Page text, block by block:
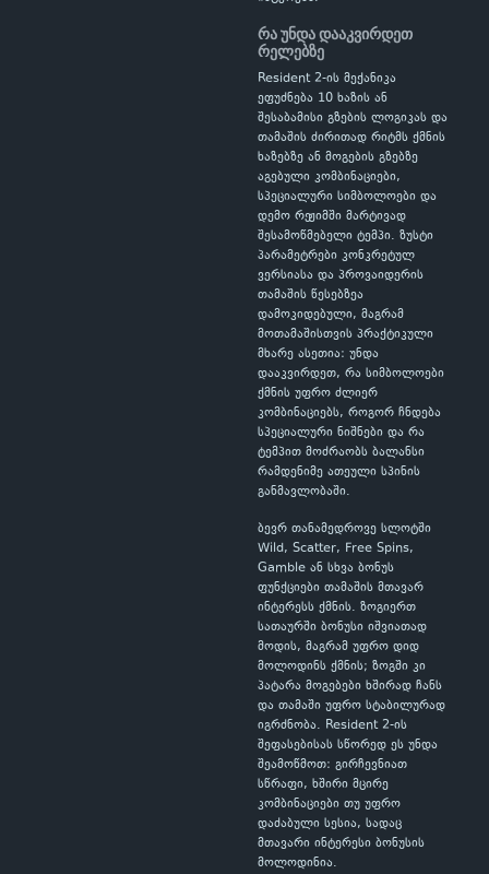
რა უნდა დააკვირდეთ
რელებზე
Resident 2-ის მექანიკა
ეფუძნება 10 ხაზის ან
შესაბამისი გზების ლოგიკას და
თამაშის ძირითად რიტმს ქმნის
ხაზებზე ან მოგების გზებზე
აგებული კომბინაციები,
სპეციალური სიმბოლოები და
დემო რეჟიმში მარტივად
შესამოწმებელი ტემპი. ზუსტი
პარამეტრები კონკრეტულ
ვერსიასა და პროვაიდერის
თამაშის წესებზეა
დამოკიდებული, მაგრამ
მოთამაშისთვის პრაქტიკული
მხარე ასეთია: უნდა
დააკვირდეთ, რა სიმბოლოები
ქმნის უფრო ძლიერ
კომბინაციებს, როგორ ჩნდება
სპეციალური ნიშნები და რა
ტემპით მოძრაობს ბალანსი
რამდენიმე ათეული სპინის
განმავლობაში.
ბევრ თანამედროვე სლოტში
Wild, Scatter, Free Spins,
Gamble ან სხვა ბონუს
ფუნქციები თამაშის მთავარ
ინტერესს ქმნის. ზოგიერთ
სათაურში ბონუსი იშვიათად
მოდის, მაგრამ უფრო დიდ
მოლოდინს ქმნის; ზოგში კი
პატარა მოგებები ხშირად ჩანს
და თამაში უფრო სტაბილურად
იგრძნობა. Resident 2-ის
შეფასებისას სწორედ ეს უნდა
შეამოწმოთ: გირჩევნიათ
სწრაფი, ხშირი მცირე
კომბინაციები თუ უფრო
დაძაბული სესია, სადაც
მთავარი ინტერესი ბონუსის
მოლოდინია.